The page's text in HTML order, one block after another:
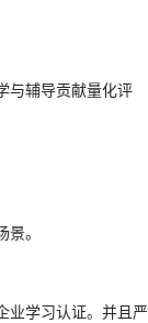
与辅导贡献量化评
。
业学习认证。并且严